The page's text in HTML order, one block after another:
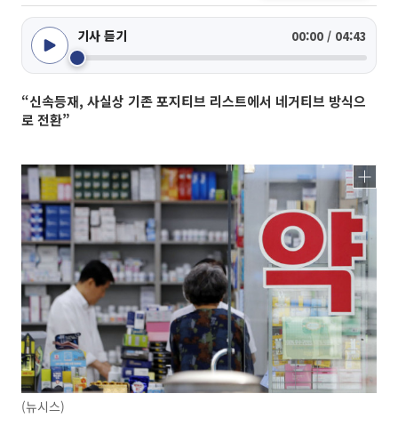
기사 듣기 00:00 / 04:43
“신속등재, 사실상 기존 포지티브 리스트에서 네거티브 방식으
로 전환”
(뉴시스)